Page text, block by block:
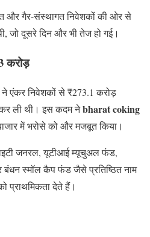
और गैर-संस्थागत निवेशकों की ओर से
जो दूसरे दिन और भी तेज हो गई।
करोड़
एंकर निवेशकों से ₹273.1 करोड़
ली थी। इस कदम नेbharat coking
में भरोसे को और मजबूत किया।
जनरल, यूटीआई म्यूचुअल फंड,
बंधन स्मॉल कैप फंड जैसे प्रतिष्ठित नाम
प्राथमिकता देते हैं।